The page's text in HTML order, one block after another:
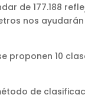
de 177.188
nos
proponen 10
de